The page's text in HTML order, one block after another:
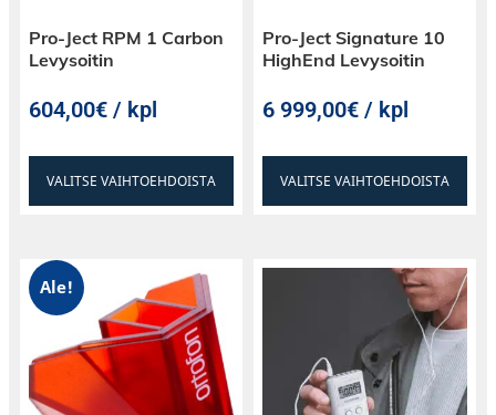
Pro-Ject RPM 1 Carbon
Levysoitin
604,00€ / kpl
VALITSE VAIHTOEHDOISTA
Pro-Ject Signature 10
HighEnd Levysoitin
6 999,00€ / kpl
VALITSE VAIHTOEHDOISTA
Ale!